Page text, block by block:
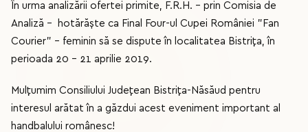
În urma analizării ofertei primite, F.R.H. – prin Comisia de
Analiză - hotărăște ca Final Four-ul Cupei României ”Fan
Courier” – feminin să se dispute în localitatea Bistrița, în
perioada 20 – 21 aprilie 2019.
Mulțumim Consiliului Județean Bistrița-Năsăud pentru
interesul arătat în a găzdui acest eveniment important al
handbalului românesc!